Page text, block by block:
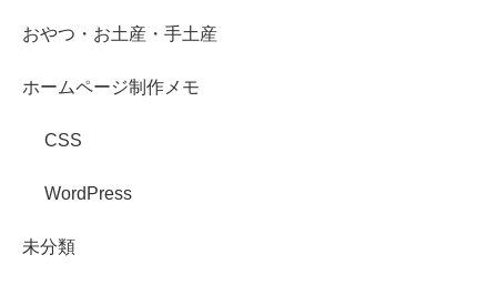
おやつ・お土産・手土産
ホームページ制作メモ
CSS
WordPress
未分類